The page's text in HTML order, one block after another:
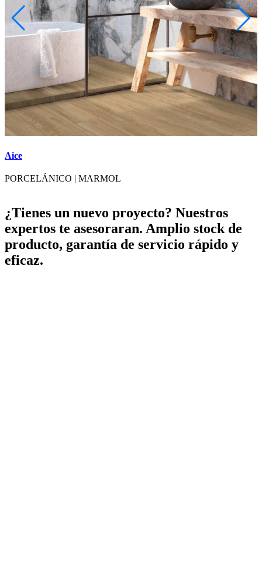
Aice
PORCELÁNICO | MARMOL
¿Tienes un nuevo proyecto? Nuestros
expertos te asesoraran. Amplio stock de
producto, garantía de servicio rápido y
eficaz.